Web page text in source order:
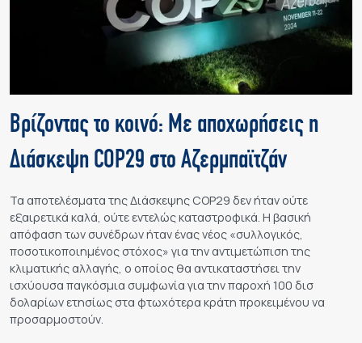
Βρίζοντας το κοινό: Με αποχωρήσεις η
Διάσκεψη COP29 στο Αζερμπαϊτζάν
Τα αποτελέσματα της Διάσκεψης COP29 δεν ήταν ούτε
εξαιρετικά καλά, ούτε εντελώς καταστροφικά. Η βασική
απόφαση των συνέδρων ήταν ένας νέος «συλλογικός,
ποσοτικοποιημένος στόχος» για την αντιμετώπιση της
κλιματικής αλλαγής, ο οποίος θα αντικαταστήσει την
ισχύουσα παγκόσμια συμφωνία για την παροχή 100 δισ
δολαρίων ετησίως στα φτωχότερα κράτη προκειμένου να
προσαρμοστούν.